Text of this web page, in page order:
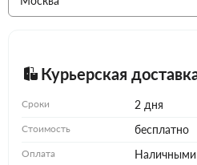
Курьерская
Сроки 2 дня
Стоимость бесплатно
Оплата
Наличными